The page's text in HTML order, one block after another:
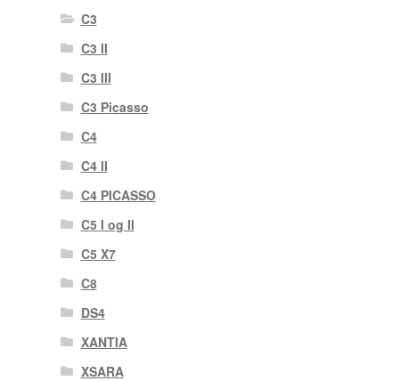
C3
C3 II
C3 III
C3 Picasso
C4
C4 II
C4 PICASSO
C5 I og II
C5 X7
C8
DS4
XANTIA
XSARA